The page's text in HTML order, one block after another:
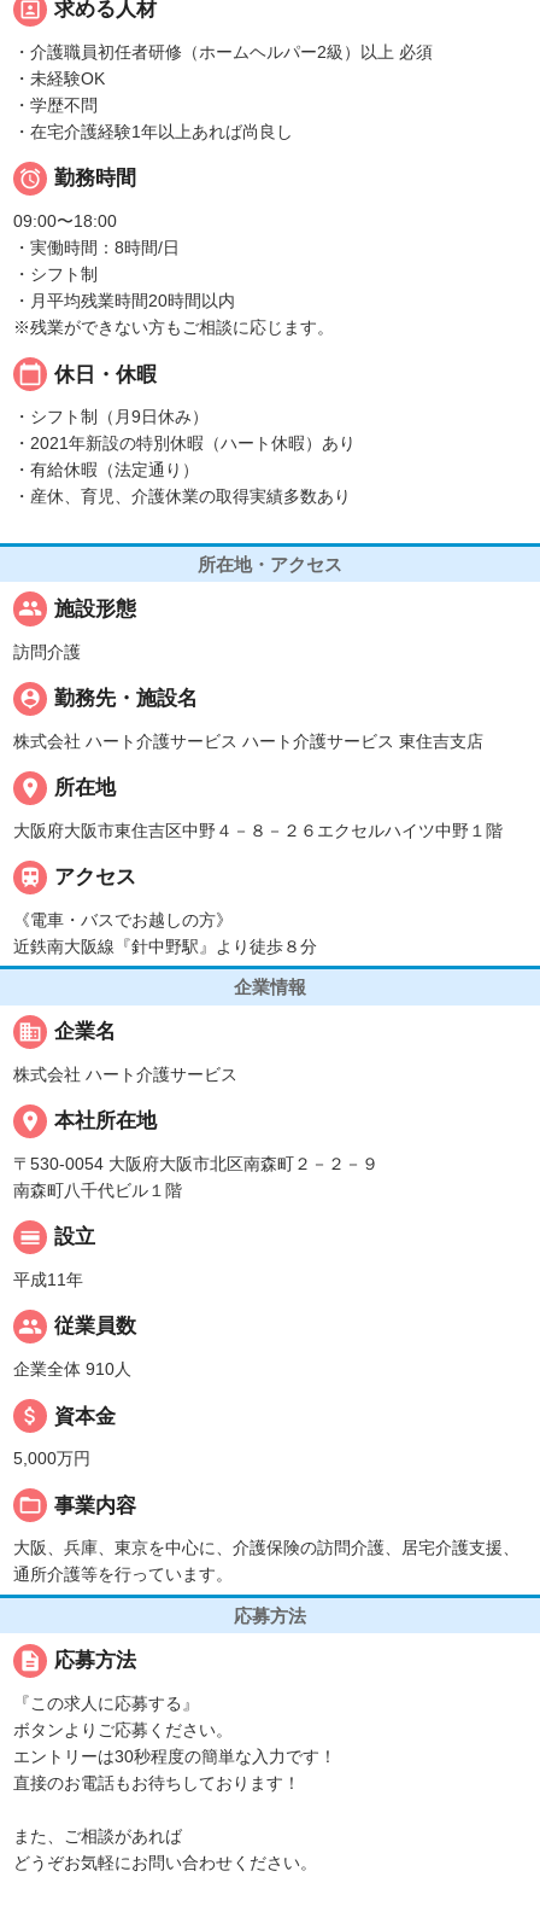
portrait 求める人材
・介護職員初任者研修（ホームヘルパー2級）以上 必須
・未経験OK
・学歴不問
・在宅介護経験1年以上あれば尚良し
 勤務時間
09:00〜18:00
・実働時間：8時間/日
・シフト制
・月平均残業時間20時間以内
※残業ができない方もご相談に応じます。
calendar_today 休日・休暇
・シフト制（月9日休み）
・2021年新設の特別休暇（ハート休暇）あり
・有給休暇（法定通り）
・産休、育児、介護休業の取得実績多数あり
所在地・アクセス
people 施設形態
訪問介護
person_pin 勤務先・施設名
株式会社 ハート介護サービス ハート介護サービス 東住吉支店
place 所在地
大阪府大阪市東住吉区中野４－８－２６エクセルハイツ中野１階
 アクセス
《電車・バスでお越しの方》
近鉄南大阪線『針中野駅』より徒歩８分
企業情報
business 企業名
株式会社 ハート介護サービス
place 本社所在地
〒530-0054 大阪府大阪市北区南森町２－２－９
南森町八千代ビル１階
calendar_view_day 設立
平成11年
people 従業員数
企業全体 910人
attach_money 資本金
5,000万円
folder_open 事業内容
大阪、兵庫、東京を中心に、介護保険の訪問介護、居宅介護支援、
通所介護等を行っています。
応募方法
description 応募方法
『この求人に応募する』
ボタンよりご応募ください。
エントリーは30秒程度の簡単な入力です！
直接のお電話もお待ちしております！
また、ご相談があれば
どうぞお気軽にお問い合わせください。